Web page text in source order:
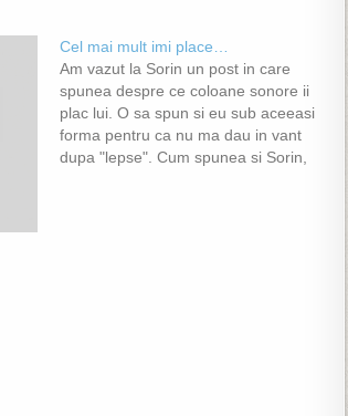
Cel mai mult imi place…
Am vazut la Sorin un post in care
spunea despre ce coloane sonore ii
plac lui. O sa spun si eu sub aceeasi
forma pentru ca nu ma dau in vant
dupa "lepse". Cum spunea si Sorin,